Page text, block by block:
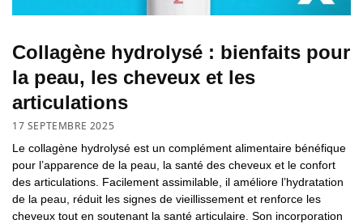
Collagène hydrolysé : bienfaits pour
la peau, les cheveux et les
articulations
17 SEPTEMBRE 2025
Le collagène hydrolysé est un complément alimentaire bénéfique
pour l’apparence de la peau, la santé des cheveux et le confort
des articulations. Facilement assimilable, il améliore l’hydratation
de la peau, réduit les signes de vieillissement et renforce les
cheveux tout en soutenant la santé articulaire. Son incorporation